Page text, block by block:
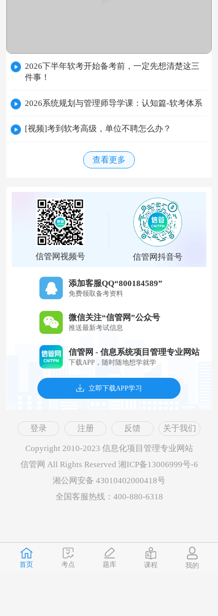
首页 考点 题库 课程 我的
2026下半年软考开始备考前，一定先想清楚这三
件事！
2026系统规划与管理师导学课：认知篇-软考体系
[视频]考到软考高级，单位不聘怎么办？
查看更多
信管网视频号 信管网抖音号
添加客服QQ“800184589”
免费领取备考资料
微信关注“信管网”公众号
推送最新考试信息
信管网 - 信息系统项目管理专业网站
下载APP，随时随地想学就学
立即下载APP学习
登录 注册 反馈 关于我们
Copyright 2010-2023 信息化项目管理专业网站
信管网 All Rights Reserved 湘ICP备13006999号-6
湘公网安备 43010402000418号
全国客服热线：400-880-6318